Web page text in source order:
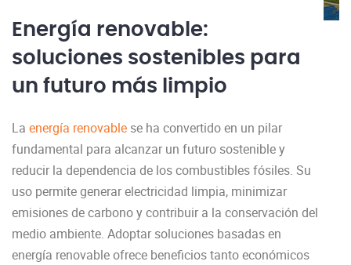
Energía renovable:
soluciones sostenibles para
un futuro más limpio
La energía renovable se ha convertido en un pilar
fundamental para alcanzar un futuro sostenible y
reducir la dependencia de los combustibles fósiles. Su
uso permite generar electricidad limpia, minimizar
emisiones de carbono y contribuir a la conservación del
medio ambiente. Adoptar soluciones basadas en
energía renovable ofrece beneficios tanto económicos